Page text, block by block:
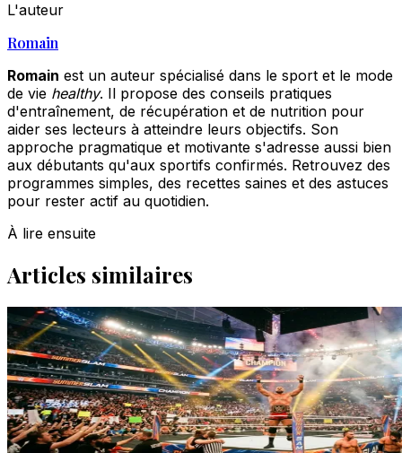
L'auteur
Romain
Romain est un auteur spécialisé dans le sport et le mode
de vie healthy. Il propose des conseils pratiques
d'entraînement, de récupération et de nutrition pour
aider ses lecteurs à atteindre leurs objectifs. Son
approche pragmatique et motivante s'adresse aussi bien
aux débutants qu'aux sportifs confirmés. Retrouvez des
programmes simples, des recettes saines et des astuces
pour rester actif au quotidien.
À lire ensuite
Articles similaires